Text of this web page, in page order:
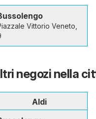
Vittorio Veneto,
negozi nella
Aldi